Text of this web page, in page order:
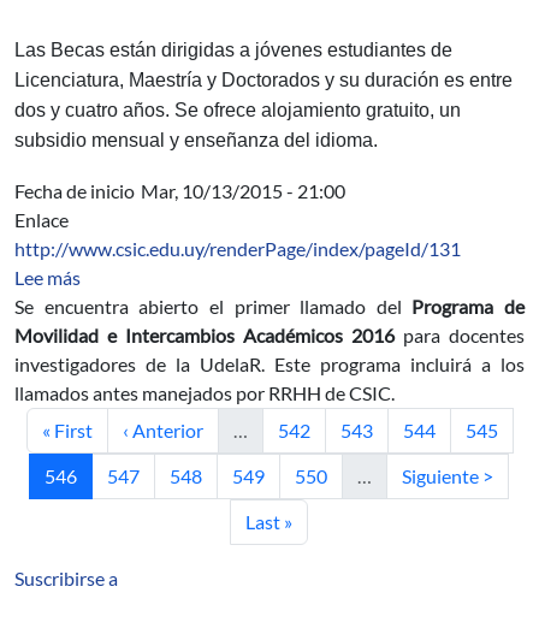
Las Becas están dirigidas a jóvenes estudiantes de
Licenciatura, Maestría y Doctorados y su duración es entre
dos y cuatro años. Se ofrece alojamiento gratuito, un
subsidio mensual y enseñanza del idioma.
Fecha de inicio Mar, 10/13/2015 - 21:00
Enlace
http://www.csic.edu.uy/renderPage/index/pageId/131
Lee mássobre Programa de Movilidad e Intercambios
Se encuentra abierto el primer llamado del Programa de
Movilidad e Intercambios Académicos 2016 para docentes
investigadores de la UdelaR. Este programa incluirá a los
llamados antes manejados por RRHH de CSIC.
Primera página
« First Página anterior
‹ Anterior … Página
542 Página
543 Página
544 Página
545
Página actual
546 Página
547 Página
548 Página
549 Página
550 … Siguiente página
Siguiente >
Última página
Last »
Suscribirse a